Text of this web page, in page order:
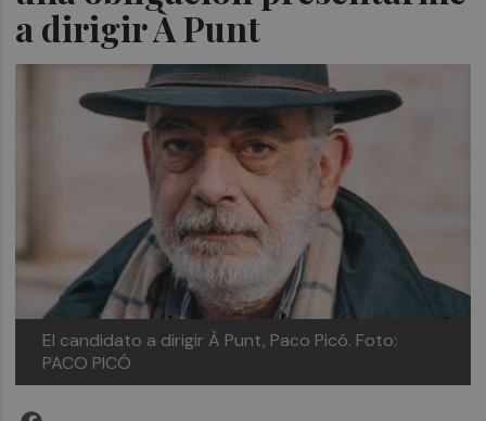
a dirigir À Punt
El candidato a dirigir À Punt, Paco Picó. Foto:
PACO PICÓ